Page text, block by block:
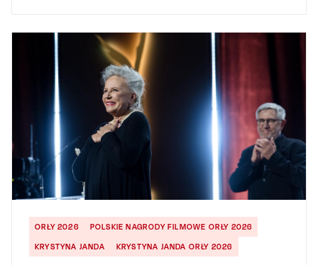
ORŁY 2026
POLSKIE NAGRODY FILMOWE ORŁY 2026
KRYSTYNA JANDA
KRYSTYNA JANDA ORŁY 2026